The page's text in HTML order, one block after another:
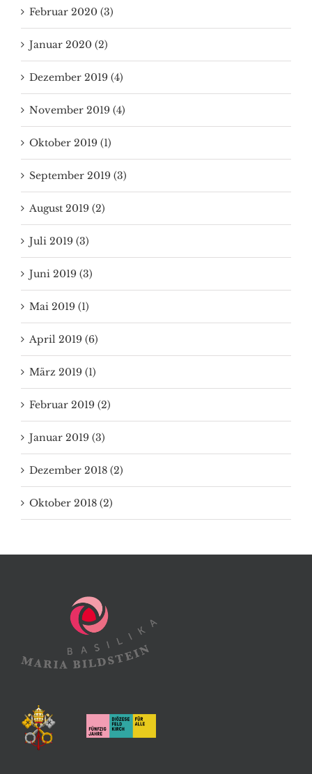
Februar 2020 (3)
Januar 2020 (2)
Dezember 2019 (4)
November 2019 (4)
Oktober 2019 (1)
September 2019 (3)
August 2019 (2)
Juli 2019 (3)
Juni 2019 (3)
Mai 2019 (1)
April 2019 (6)
März 2019 (1)
Februar 2019 (2)
Januar 2019 (3)
Dezember 2018 (2)
Oktober 2018 (2)